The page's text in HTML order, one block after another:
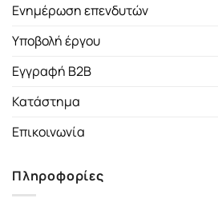
Ενημέρωση επενδυτών
Υποβολή έργου
Εγγραφή B2B
Κατάστημα
Επικοινωνία
Πληροφορίες